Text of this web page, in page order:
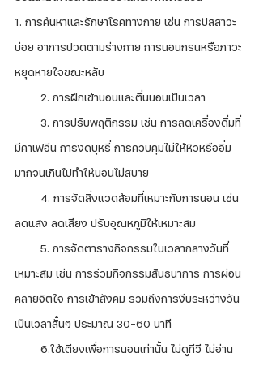
1. การค้นหาและรักษาโรคทางกาย เช่น การปัสสาวะ
บ่อย อาการปวดตามร่างกาย การนอนกรนหรือภาวะ
หยุดหายใจขณะหลับ
        2. การฝึกเข้านอนและตื่นนอนเป็นเวลา
มีคาเฟอีน การงดบุหรี่ การควบคุมไม่ให้หิวหรืออิ่ม
มากจนเกินไปทำให้นอนไม่สบาย
ลดแสง ลดเสียง ปรับอุณหภูมิให้เหมาะสม
เหมาะสม เช่น การร่วมกิจกรรมสันธนาการ การผ่อน
คลายจิตใจ การเข้าสังคม รวมถึงการงีบระหว่างวัน
เป็นเวลาสั้นๆ ประมาณ 30-60 นาที